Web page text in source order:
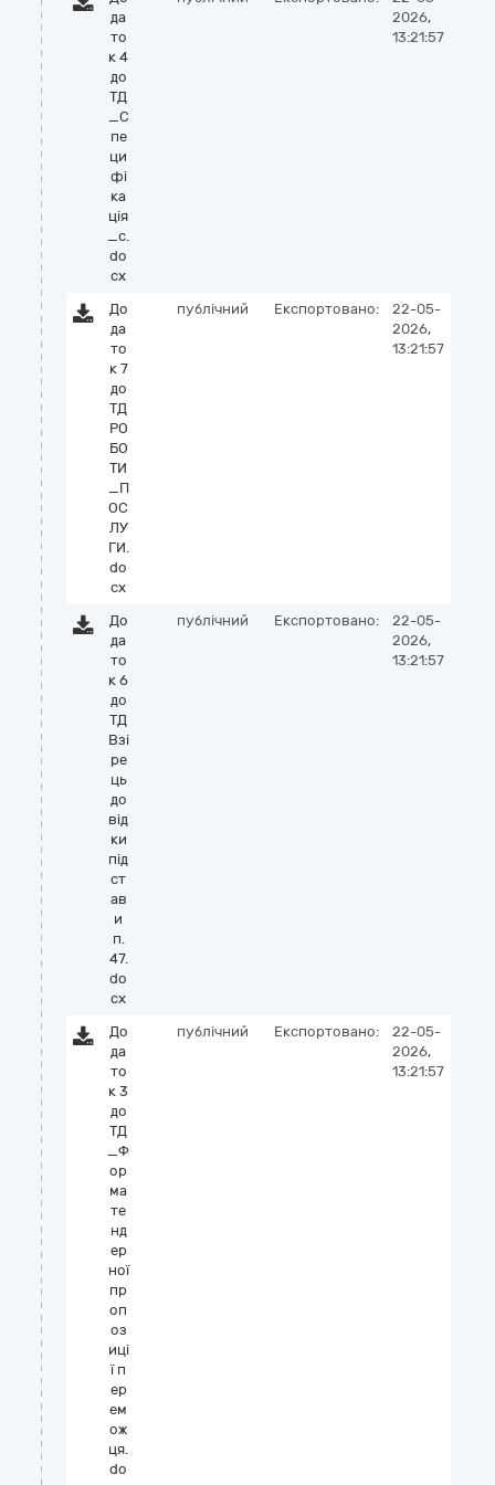
да
то
к 4
до
ТД
_С
пе
ци
фі
ка
ція
_с.
do
cx
2026,
13:21:57
До
да
то
к 7
до
ТД
РО
БО
ТИ
_П
ОС
ЛУ
ГИ.
do
cx
публічний Експортовано:
22-05-
2026,
13:21:57
До
да
то
к 6
до
ТД
Взі
ре
ць
до
від
ки
під
ст
ав
и
п.
47.
do
cx
публічний Експортовано:
22-05-
2026,
13:21:57
До
да
то
к 3
до
ТД
_Ф
ор
ма
те
нд
ер
ної
пр
оп
оз
иці
ї п
ер
ем
ож
ця.
do
публічний Експортовано:
22-05-
2026,
13:21:57